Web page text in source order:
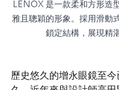
LENOX 是一款柔和方形造
雅且聰穎的形象。採用滑動
鎖定結構，展現精
歷史悠久的增永眼鏡至今